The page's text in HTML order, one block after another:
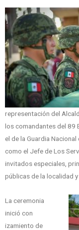
representación del
los comandantes del 89
el de la Guardia
como el Jefe de Los
invitados especiales,
públicas de la localidad
La ceremonia
inició con
izamiento de